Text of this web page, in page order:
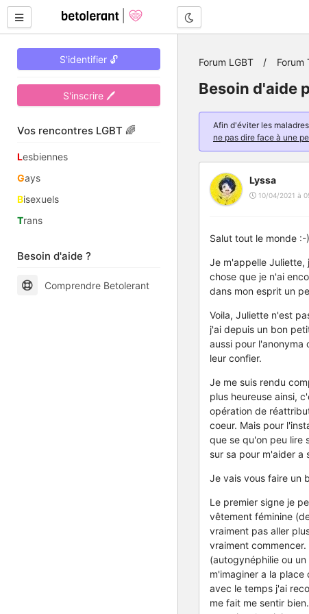
S'identifier 🔓
S'inscrire 🖊
Vos rencontres LGBT 🌈
Lesbiennes
Gays
Bisexuels
Trans
Besoin d'aide ?
Comprendre Betolerant
Forum LGBT Forum
Besoin d'aide
Afin d'éviter les
ne pas dire face à une
Lyssa
10/04/2021 à
Salut tout le monde :-)
Je m'appelle Juliette,
chose que je n'ai
dans mon esprit un
Voila, Juliette n'est
j'ai depuis un bon
aussi pour l'anonyma
leur confier.
Je me suis rendu
plus heureuse ainsi,
opération de
coeur. Mais pour
que se qu'on peu lire
sur sa pour m'aider a
Je vais vous faire un
Le premier signe je
vêtement féminine
vraiment pas aller
vraiment
(autogynéphilie ou
m'imaginer a la place
avec le temps j'ai
me fait me sentir